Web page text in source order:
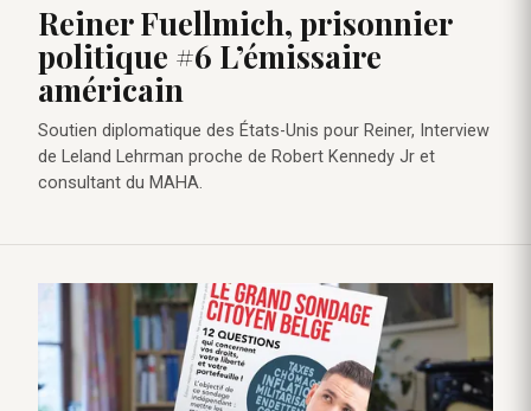
Reiner Fuellmich, prisonnier
politique #6 L’émissaire
américain
Soutien diplomatique des États-Unis pour Reiner, Interview
de Leland Lehrman proche de Robert Kennedy Jr et
consultant du MAHA.